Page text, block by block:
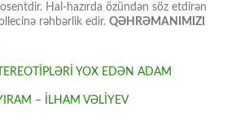
Hal-hazırda özündən söz etdirən
rəhbərlik edir. QƏHRƏMANIMIZI
YOX EDƏN ADAM
– İLHAM VƏLİYEV